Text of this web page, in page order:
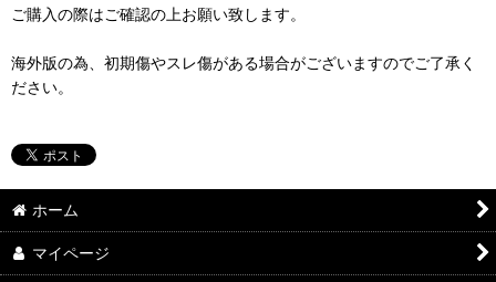
ご購入の際はご確認の上お願い致します。
海外版の為、初期傷やスレ傷がある場合がございますのでご了承く
ださい。
ホーム
マイページ